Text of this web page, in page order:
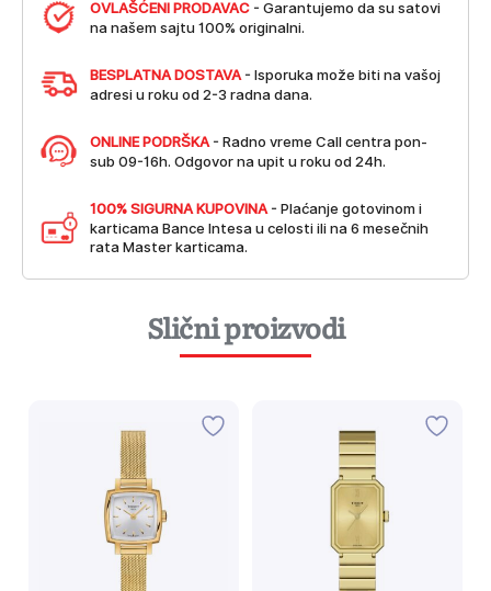
OVLAŠĆENI PRODAVAC - Garantujemo da su satovi
na našem sajtu 100% originalni.
BESPLATNA DOSTAVA - Isporuka može biti na vašoj
adresi u roku od 2-3 radna dana.
ONLINE PODRŠKA - Radno vreme Call centra pon-
sub 09-16h. Odgovor na upit u roku od 24h.
100% SIGURNA KUPOVINA - Plaćanje gotovinom i
karticama Bance Intesa u celosti ili na 6 mesečnih
rata Master karticama.
Slični proizvodi